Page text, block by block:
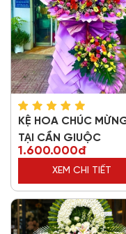
KỆ HOA CHÚC
TẠI CẦN GIUỘC
1.600.000đ
XEM CHI TIẾT